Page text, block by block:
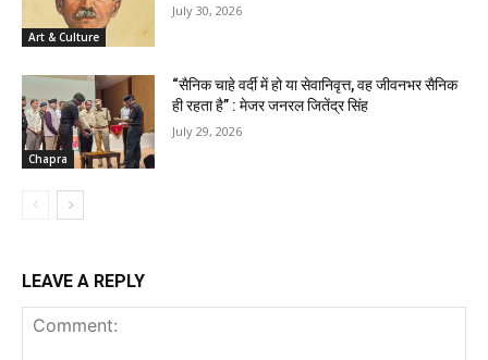
Art & Culture
July 30, 2026
Chapra
“सैनिक चाहे वर्दी में हो या सेवानिवृत्त, वह जीवनभर सैनिक
ही रहता है” : मेजर जनरल जितेंद्र सिंह
July 29, 2026
LEAVE A REPLY